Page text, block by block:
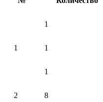
1
1 1
1
2 8